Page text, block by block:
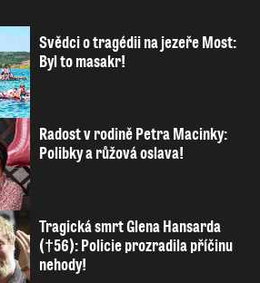
Svědci o tragédii na jezeře Most:
Byl to masakr!
Radost v rodině Petra Macinky:
Polibky a růžová oslava!
Tragická smrt Glena Hansarda
(†56): Policie prozradila příčinu
nehody!